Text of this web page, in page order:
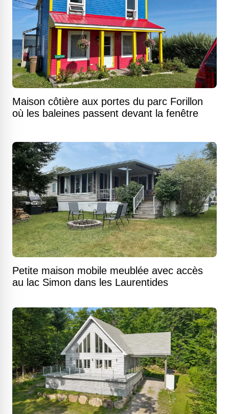
Maison côtière aux portes du parc Forillon
où les baleines passent devant la fenêtre
Petite maison mobile meublée avec accès
au lac Simon dans les Laurentides